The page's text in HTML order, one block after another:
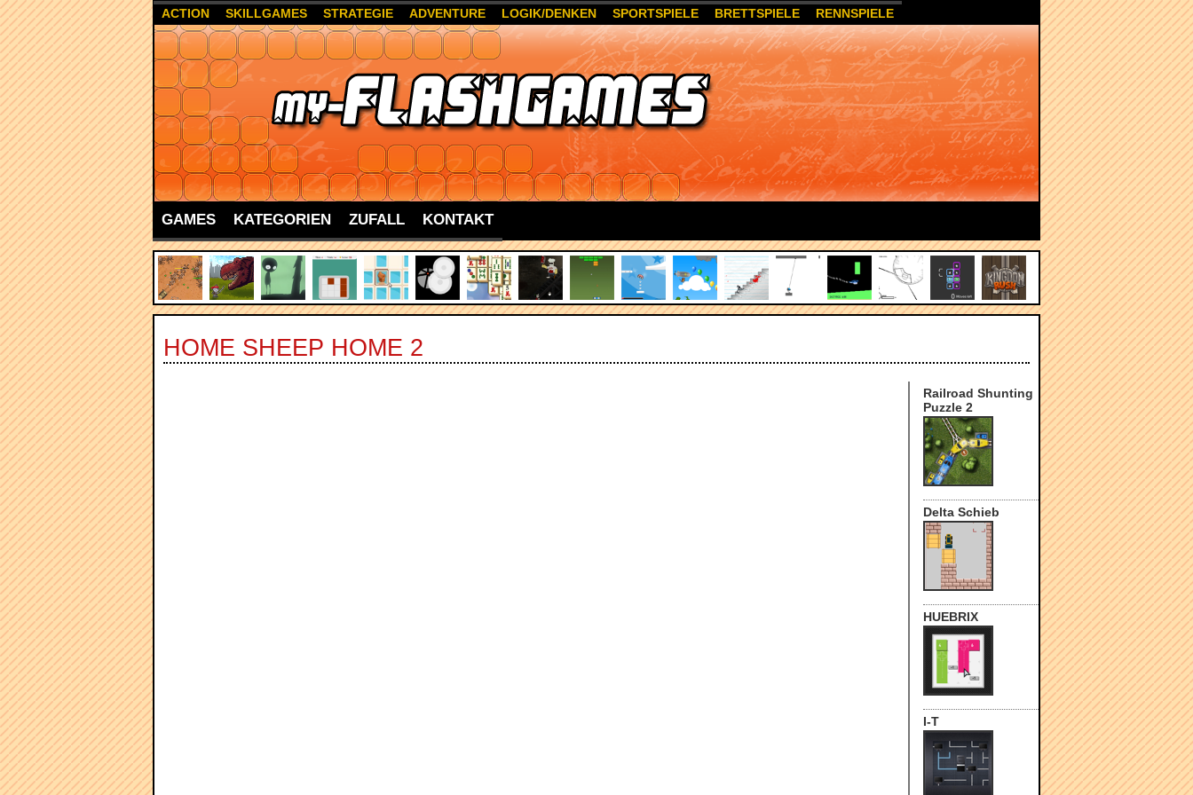
ACTION SKILLGAMES STRATEGIE ADVENTURE LOGIK/DENKEN SPORTSPIELE BRETTSPIELE RENNSPIELE
GAMES KATEGORIEN ZUFALL KONTAKT
HOME SHEEP HOME 2
Railroad Shunting
Puzzle 2
Delta Schieb
HUEBRIX
I-T